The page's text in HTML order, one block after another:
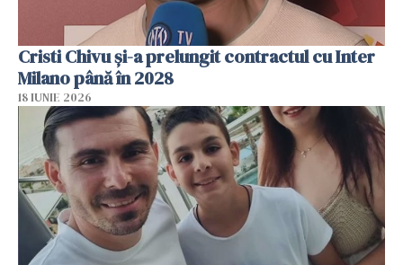
Cristi Chivu şi-a prelungit contractul cu Inter
Milano până în 2028
18 IUNIE 2026